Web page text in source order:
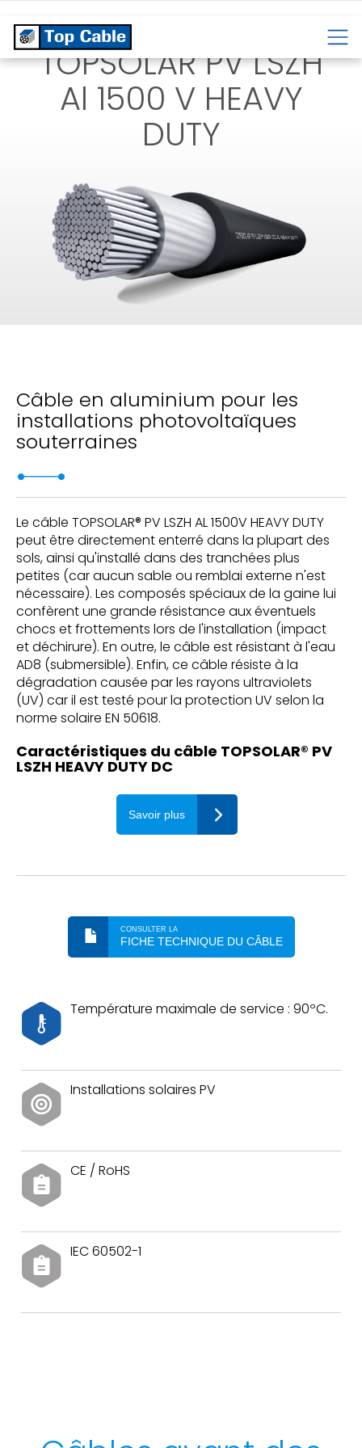
TOPSOLAR PV LSZH
Al 1500 V HEAVY
DUTY
Câble en aluminium pour les
installations photovoltaïques
souterraines
Le câble TOPSOLAR® PV LSZH AL 1500V HEAVY DUTY
peut être directement enterré dans la plupart des
sols, ainsi qu'installé dans des tranchées plus
petites (car aucun sable ou remblai externe n'est
nécessaire). Les composés spéciaux de la gaine lui
confèrent une grande résistance aux éventuels
chocs et frottements lors de l'installation (impact
et déchirure). En outre, le câble est résistant à l'eau
AD8 (submersible). Enfin, ce câble résiste à la
dégradation causée par les rayons ultraviolets
(UV) car il est testé pour la protection UV selon la
norme solaire EN 50618.
Caractéristiques du câble TOPSOLAR® PV
LSZH HEAVY DUTY DC
Savoir plus
CONSULTER LA
FICHE TECHNIQUE DU CÂBLE
Température maximale de service : 90ºC.
Installations solaires PV
CE / RoHS
IEC 60502-1